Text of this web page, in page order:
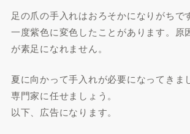
足の爪の手入れはおろそかになりがちで
一度紫色に変色したことがあります。原
が素足になれません。
夏に向かって手入れが必要になってきま
専門家に任せましょう。
以下、広告になります。